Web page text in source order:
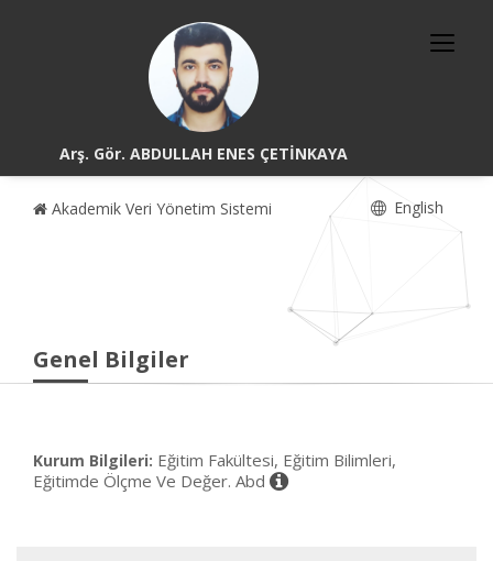
Arş. Gör. ABDULLAH ENES ÇETİNKAYA
Akademik Veri Yönetim Sistemi English
Genel Bilgiler
Kurum Bilgileri: Eğitim Fakültesi, Eğitim Bilimleri,
Eğitimde Ölçme Ve Değer. Abd